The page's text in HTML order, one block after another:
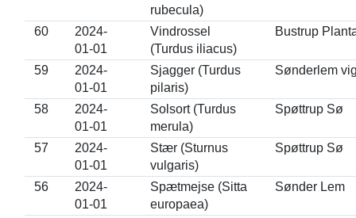
rubecula)
60
2024-
01-01
Vindrossel
(Turdus iliacus)
Bustrup
59
2024-
01-01
Sjagger (Turdus
pilaris)
Sønderlem
58
2024-
01-01
Solsort (Turdus
merula)
Spøttrup Sø
57
2024-
01-01
Stær (Sturnus
vulgaris)
Spøttrup Sø
56
2024-
01-01
Spætmejse (Sitta
europaea)
Sønder Lem